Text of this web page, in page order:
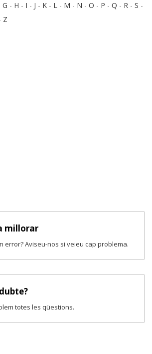
G - H - I - J - K - L - M - N - O - P - Q - R - S -
Z
millorar
error? Aviseu-nos si veieu cap problema.
totes les qüestions.